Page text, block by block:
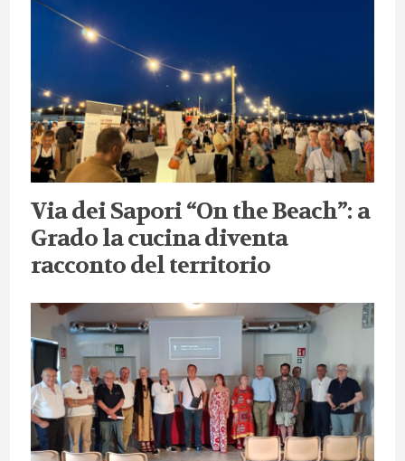
Via dei Sapori “On the Beach”: a
Grado la cucina diventa
racconto del territorio